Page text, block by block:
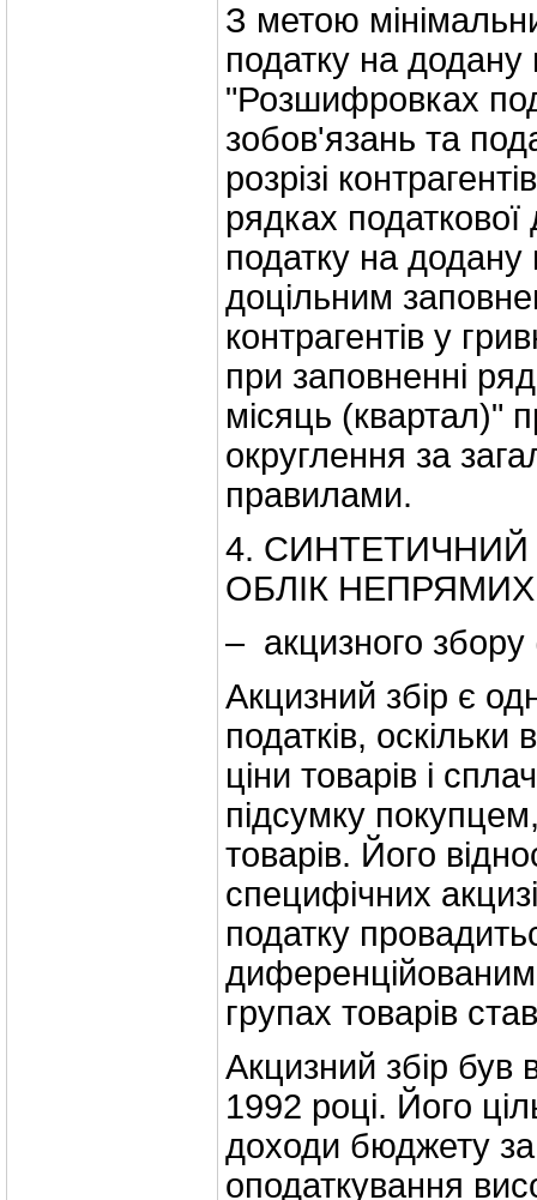
З метою
податку на додану
"Розшифровках
зобов'язань та
розрізі
рядках податкової
податку на додану
доцільним
контрагентів у
при заповненні
місяць (квартал)"
округлення за
правилами.
4. СИНТЕТИЧНИЙ
ОБЛІК
– акцизного
Акцизний збір є
податків, оскільки
ціни товарів і
підсумку
товарів. Його
специфічних
податку
групах товарів
Акцизний збір був
1992 році. Його
доходи бюджету
оподаткування